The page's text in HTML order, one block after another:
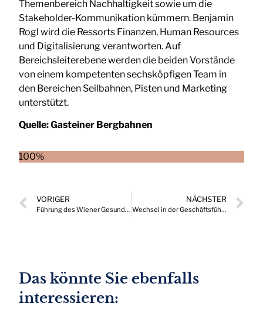
Themenbereich Nachhaltigkeit sowie um die
Stakeholder-Kommunikation kümmern. Benjamin
Rogl wird die Ressorts Finanzen, Human Resources
und Digitalisierung verantworten. Auf
Bereichsleiterebene werden die beiden Vorstände
von einem kompetenten sechsköpfigen Team in
den Bereichen Seilbahnen, Pisten und Marketing
unterstützt.
Quelle:Gasteiner Bergbahnen
100%
VORIGER
Führung des Wiener Gesundheitsverbund für weitere fünf Jahre bestätigt
NÄCHSTER
Wechsel in der Geschäftsführung bei Konica Minolta Österreich und Deutschland
Das könnte Sie ebenfalls
interessieren: